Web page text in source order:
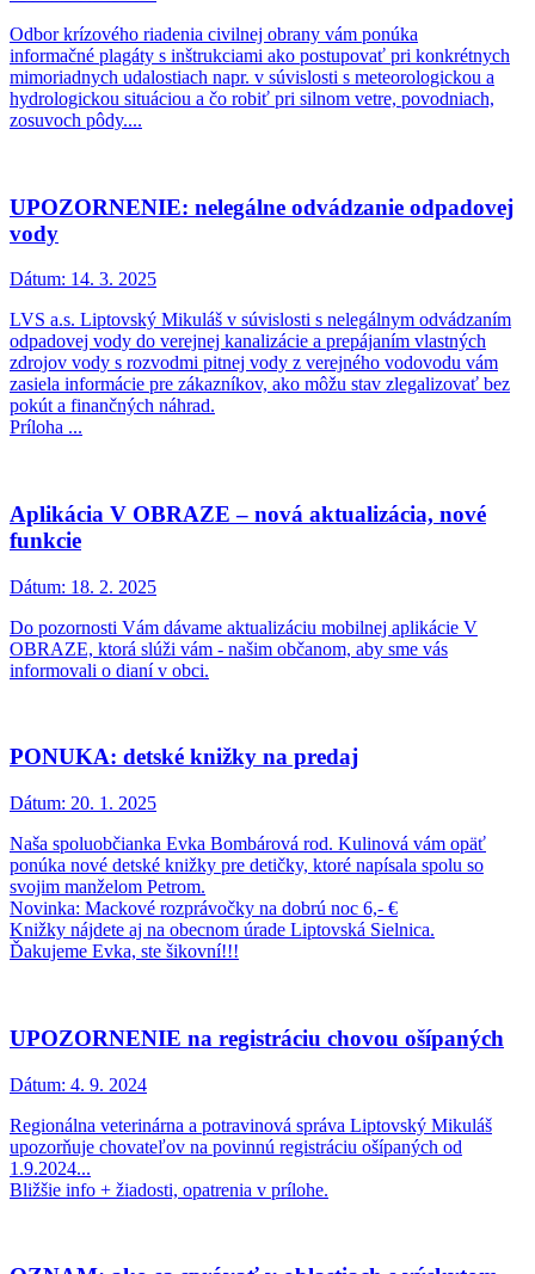
Odbor krízového riadenia civilnej obrany vám ponúka
informačné plagáty s inštrukciami ako postupovať pri konkrétnych
mimoriadnych udalostiach napr. v súvislosti s meteorologickou a
hydrologickou situáciou a čo robiť pri silnom vetre, povodniach,
zosuvoch pôdy....
UPOZORNENIE: nelegálne odvádzanie odpadovej
vody
Dátum: 14. 3. 2025
LVS a.s. Liptovský Mikuláš v súvislosti s nelegálnym odvádzaním
odpadovej vody do verejnej kanalizácie a prepájaním vlastných
zdrojov vody s rozvodmi pitnej vody z verejného vodovodu vám
zasiela informácie pre zákazníkov, ako môžu stav zlegalizovať bez
pokút a finančných náhrad.
Príloha ...
Aplikácia V OBRAZE – nová aktualizácia, nové
funkcie
Dátum: 18. 2. 2025
Do pozornosti Vám dávame aktualizáciu mobilnej aplikácie V
OBRAZE, ktorá slúži vám - našim občanom, aby sme vás
informovali o dianí v obci.
PONUKA: detské knižky na predaj
Dátum: 20. 1. 2025
Naša spoluobčianka Evka Bombárová rod. Kulinová vám opäť
ponúka nové detské knižky pre detičky, ktoré napísala spolu so
svojim manželom Petrom.
Novinka: Mackové rozprávočky na dobrú noc 6,- €
Knižky nájdete aj na obecnom úrade Liptovská Sielnica.
Ďakujeme Evka, ste šikovní!!!
UPOZORNENIE na registráciu chovou ošípaných
Dátum: 4. 9. 2024
Regionálna veterinárna a potravinová správa Liptovský Mikuláš
upozorňuje chovateľov na povinnú registráciu ošípaných od
1.9.2024...
Bližšie info + žiadosti, opatrenia v prílohe.